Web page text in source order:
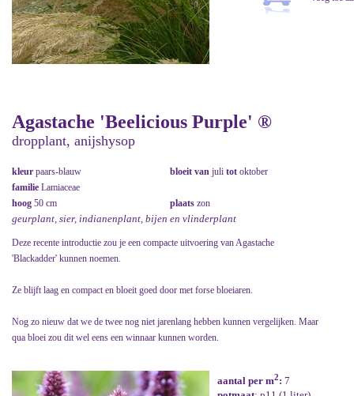
Agastache 'Beelicious Purple' ®
dropplant, anijshysop
kleur paars-blauw bloeit van juli tot oktober
familie Lamiaceae
hoog 50 cm plaats zon
geurplant, sier, indianenplant, bijen en vlinderplant
Deze recente introductie zou je een compacte uitvoering van Agastache
'Blackadder' kunnen noemen.
Ze blijft laag en compact en bloeit goed door met forse bloeiaren.
Nog zo nieuw dat we de twee nog niet jarenlang hebben kunnen vergelijken. Maar
qua bloei zou dit wel eens een winnaar kunnen worden.
aantal per m2: 7